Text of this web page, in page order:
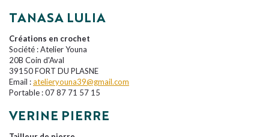
TANASA LULIA
Créations en crochet
Société : Atelier Youna
20B Coin d'Aval
39150 FORT DU PLASNE
Email :atelieryouna39@gmail.com
Portable : 07 87 71 57 15
VERINE PIERRE